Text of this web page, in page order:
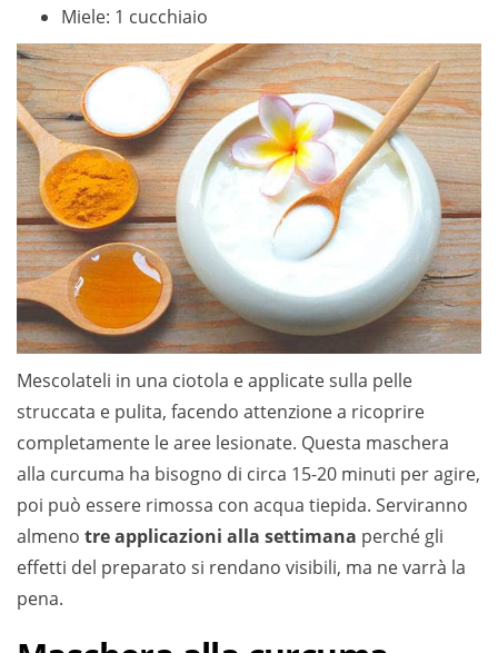
Miele: 1 cucchiaio
Mescolateli in una ciotola e applicate sulla pelle
struccata e pulita, facendo attenzione a ricoprire
completamente le aree lesionate. Questa maschera
alla curcuma ha bisogno di circa 15-20 minuti per agire,
poi può essere rimossa con acqua tiepida. Serviranno
almeno tre applicazioni alla settimana perché gli
effetti del preparato si rendano visibili, ma ne varrà la
pena.